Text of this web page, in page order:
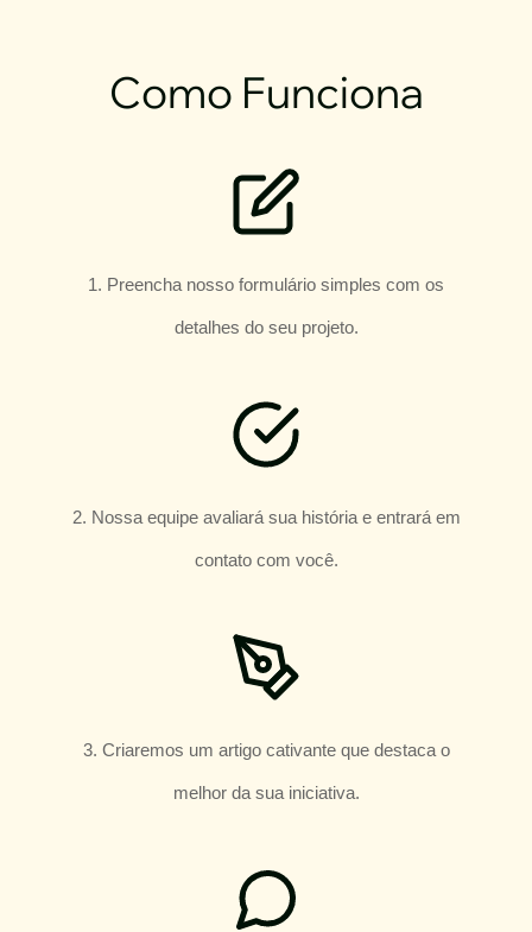
Como Funciona
1. Preencha nosso formulário simples com os
detalhes do seu projeto.
2. Nossa equipe avaliará sua história e entrará em
contato com você.
3. Criaremos um artigo cativante que destaca o
melhor da sua iniciativa.